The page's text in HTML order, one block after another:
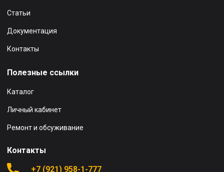
Статьи
Документация
Контакты
Полезные ссылки
Каталог
Личный кабинет
Ремонт и обсуживание
Контакты
+7 (921) 958-1-777